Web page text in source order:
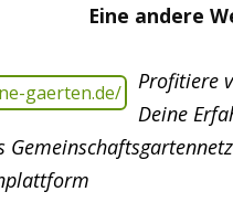
Eine andere
Profitiere
Deine